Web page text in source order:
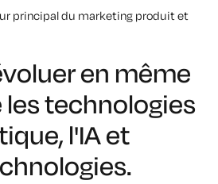
principal du marketing produit et
en même
technologies
l'IA et